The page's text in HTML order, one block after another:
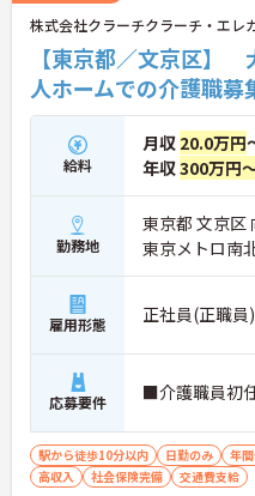
株式会社クラーチクラーチ・エレ
【東京都／文京区】
人ホームでの介護職募
給料
月収 20.0万円
年収300万円
勤務地
東京都 文京区
東京メトロ南
雇用形態 正社員(正職員)
応募要件 ■介護職員初
駅から徒歩10分以内 日勤のみ 年
高収入
社会保険完備 交通費支給